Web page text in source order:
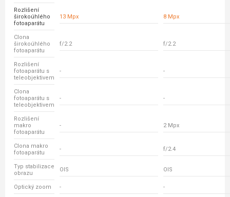
Rozlišení
širokoúhlého
fotoaparátu
13 Mpx 8 Mpx
Clona
širokoúhlého
fotoaparátu
f/2.2 f/2.2
Rozlišení
fotoaparátu s
teleobjektivem
- -
Clona
fotoaparátu s
teleobjektivem
- -
Rozlišení
makro
fotoaparátu
- 2 Mpx
Clona makro
fotoaparátu
- f/2.4
Typ stabilizace
obrazu
OIS OIS
Optický zoom - -